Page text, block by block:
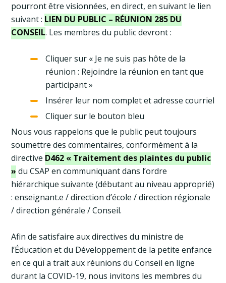
pourront être visionnées, en direct, en suivant le lien
suivant : LIEN DU PUBLIC – RÉUNION 285 DU
CONSEIL. Les membres du public devront :
Cliquer sur « Je ne suis pas hôte de la
réunion : Rejoindre la réunion en tant que
participant »
Insérer leur nom complet et adresse courriel
Cliquer sur le bouton bleu
Nous vous rappelons que le public peut toujours
soumettre des commentaires, conformément à la
directive D462 « Traitement des plaintes du public
» du CSAP en communiquant dans l’ordre
hiérarchique suivante (débutant au niveau approprié)
: enseignant.e / direction d’école / direction régionale
/ direction générale / Conseil.
Afin de satisfaire aux directives du ministre de
l’Éducation et du Développement de la petite enfance
en ce qui a trait aux réunions du Conseil en ligne
durant la COVID-19, nous invitons les membres du